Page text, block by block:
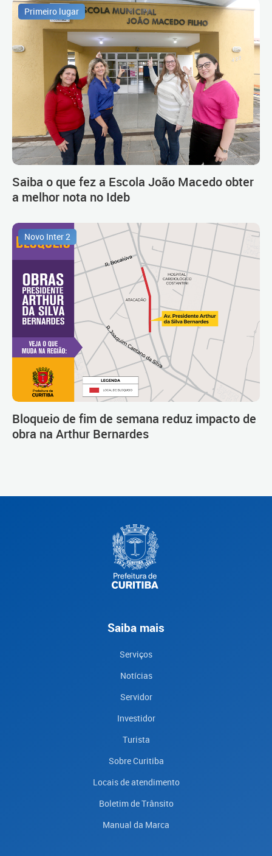
Primeiro lugar
Saiba o que fez a Escola João Macedo obter
a melhor nota no Ideb
Novo Inter 2
Bloqueio de fim de semana reduz impacto de
obra na Arthur Bernardes
Saiba mais
Serviços
Notícias
Servidor
Investidor
Turista
Sobre Curitiba
Locais de atendimento
Boletim de Trânsito
Manual da Marca